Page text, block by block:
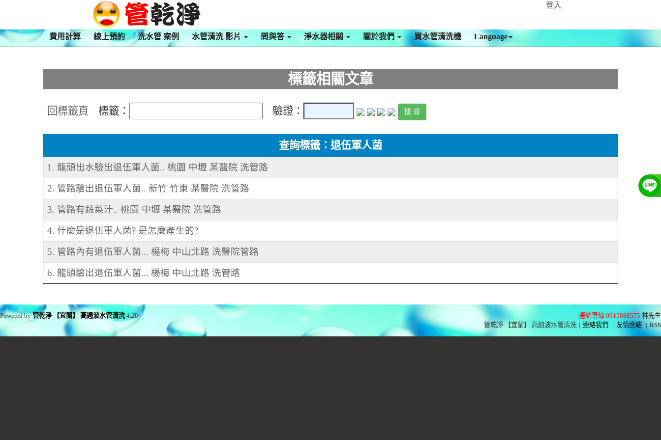
登入
費用計算 線上預約 洗水管 案例 水管清洗 影片 問與答 淨水器相關 關於我們 買水管清洗機 Language
標籤相關文章
回標籤頁 標籤： 驗證：
查詢標籤：退伍軍人菌
1. 龍頭出水驗出退伍軍人菌.. 桃園 中壢 某醫院 洗管路
2. 管路驗出退伍軍人菌.. 新竹 竹東 某醫院 洗管路
3. 管路有蔬菜汁.. 桃園 中壢 某醫院 洗管路
4. 什麼是退伍軍人菌? 是怎麼產生的?
5. 管路內有退伍軍人菌... 楊梅 中山北路 洗醫院管路
6. 龍頭驗出退伍軍人菌... 楊梅 中山北路 洗管路
連絡專線 0915888575 林先生
管乾淨 【宜蘭】 高週波水管清洗 | 連絡我們 | 友情連結 | RSS
Powered by管乾淨 【宜蘭】 高週波水管清洗 4.20